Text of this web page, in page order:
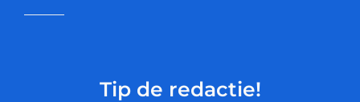
Tip de redactie!